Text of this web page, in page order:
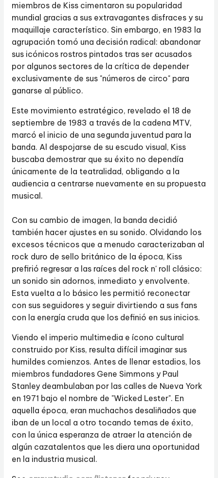
miembros de Kiss cimentaron su popularidad
mundial gracias a sus extravagantes disfraces y su
maquillaje característico. Sin embargo, en 1983 la
agrupación tomó una decisión radical: abandonar
sus icónicos rostros pintados tras ser acusados
por algunos sectores de la crítica de depender
exclusivamente de sus "números de circo" para
ganarse al público.
Este movimiento estratégico, revelado el 18 de
septiembre de 1983 a través de la cadena MTV,
marcó el inicio de una segunda juventud para la
banda. Al despojarse de su escudo visual, Kiss
buscaba demostrar que su éxito no dependía
únicamente de la teatralidad, obligando a la
audiencia a centrarse nuevamente en su propuesta
musical.
Con su cambio de imagen, la banda decidió
también hacer ajustes en su sonido. Olvidando los
excesos técnicos que a menudo caracterizaban al
rock duro de sello británico de la época, Kiss
prefirió regresar a las raíces del rock n' roll clásico:
un sonido sin adornos, inmediato y envolvente.
Esta vuelta a lo básico les permitió reconectar
con sus seguidores y seguir divirtiendo a sus fans
con la energía cruda que los definió en sus inicios.
Viendo el imperio multimedia e ícono cultural
construido por Kiss, resulta difícil imaginar sus
humildes comienzos. Antes de llenar estadios, los
miembros fundadores Gene Simmons y Paul
Stanley deambulaban por las calles de Nueva York
en 1971 bajo el nombre de "Wicked Lester". En
aquella época, eran muchachos desaliñados que
iban de un local a otro tocando temas de éxito,
con la única esperanza de atraer la atención de
algún cazatalentos que les diera una oportunidad
en la industria musical.